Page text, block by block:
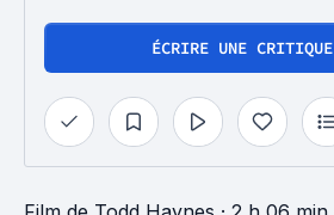
ÉCRIRE UNE CRITIQUE